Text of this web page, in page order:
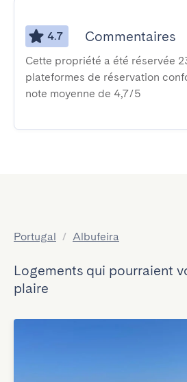
4.7 Commentaires
Cette propriété a été réservée
plateformes de réservation
note moyenne de 4,7/5
Portugal / Albufeira
Logements qui pourraient
plaire